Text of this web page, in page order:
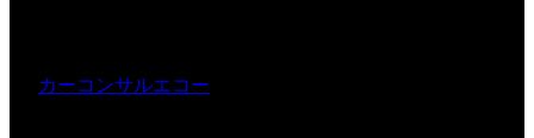
カーコンサルエコー